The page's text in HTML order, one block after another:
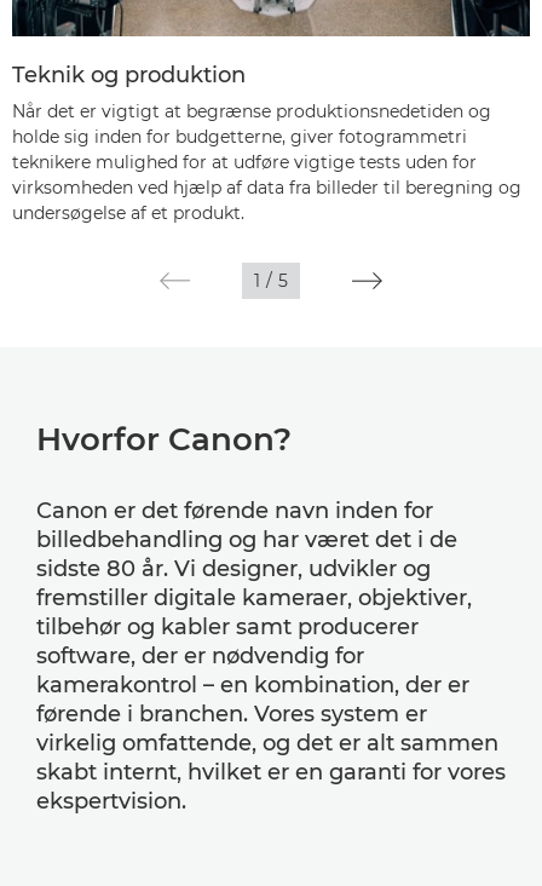
Teknik og produktion
Når det er vigtigt at begrænse produktionsnedetiden og
holde sig inden for budgetterne, giver fotogrammetri
teknikere mulighed for at udføre vigtige tests uden for
virksomheden ved hjælp af data fra billeder til beregning og
undersøgelse af et produkt.
1 / 5
Hvorfor Canon?
Canon er det førende navn inden for
billedbehandling og har været det i de
sidste 80 år. Vi designer, udvikler og
fremstiller digitale kameraer, objektiver,
tilbehør og kabler samt producerer
software, der er nødvendig for
kamerakontrol – en kombination, der er
førende i branchen. Vores system er
virkelig omfattende, og det er alt sammen
skabt internt, hvilket er en garanti for vores
ekspertvision.